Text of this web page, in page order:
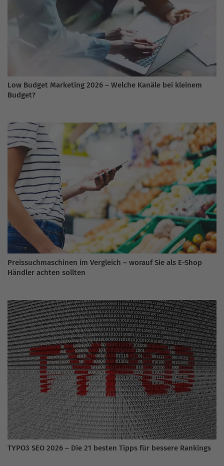
Low Budget Marketing 2026 – Welche Kanäle bei kleinem
Budget?
Preissuchmaschinen im Vergleich – worauf Sie als E-Shop
Händler achten sollten
TYPO3 SEO 2026 – Die 21 besten Tipps für bessere Rankings